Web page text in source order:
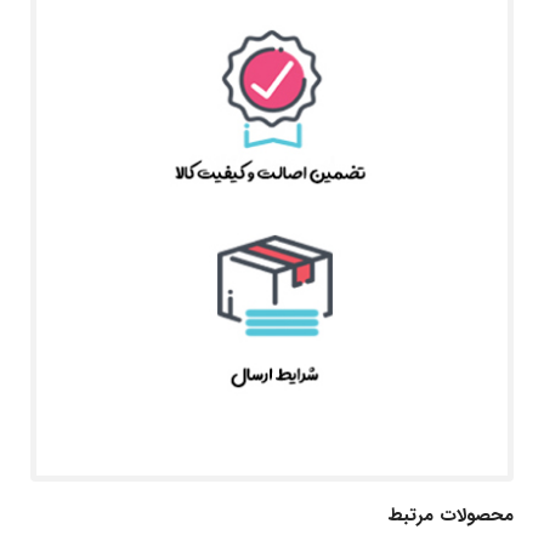
محصولات مرتبط